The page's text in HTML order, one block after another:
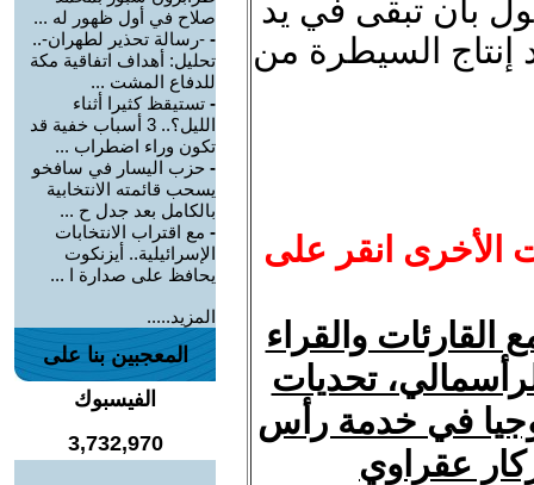
بأن تبقى في يد
إنتاج السيطرة من
الأخرى انقر على
والقراء
تحديات
في خدمة رأس
عقراوي
صلاح في أول ظهور له ...
- -رسالة تحذير لطهران-..
تحليل: أهداف اتفاقية مكة
للدفاع المشت ...
- تستيقظ كثيرا أثناء
الليل؟.. 3 أسباب خفية قد
تكون وراء اضطراب ...
- حزب اليسار في سافخو
يسحب قائمته الانتخابية
بالكامل بعد جدل ح ...
- مع اقتراب الانتخابات
الإسرائيلية.. أيزنكوت
يحافظ على صدارة ا ...
المزيد.....
المعجبين بنا على
الفيسبوك
3,732,970